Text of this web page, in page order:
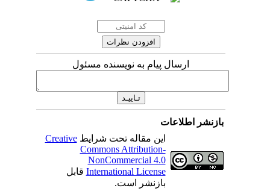
ارسال پیام به نویسنده مسئول
بازنشر اطلاعات
این مقاله تحت شرایطCreative
Commons Attribution-
NonCommercial 4.0
International Licenseقابل
بازنشر است.